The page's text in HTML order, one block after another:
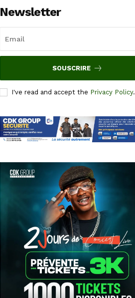
Newsletter
SOUSCRIRE
I've read and accept the Privacy Policy.